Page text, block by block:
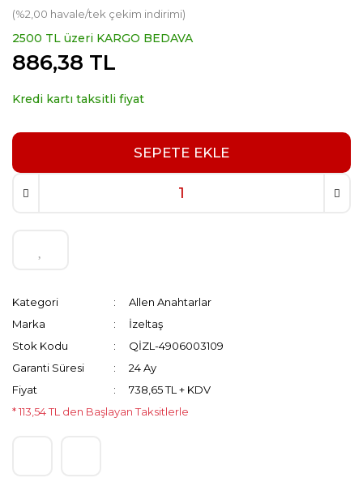
(%2,00 havale/tek çekim indirimi)
2500 TL üzeri KARGO BEDAVA
886,38 TL
Kredi kartı taksitli fiyat
SEPETE EKLE
Kategori
Allen Anahtarlar
Marka
İzeltaş
Stok Kodu
QİZL-4906003109
Garanti Süresi
24 Ay
Fiyat
738,65 TL + KDV
* 113,54 TL den Başlayan Taksitlerle